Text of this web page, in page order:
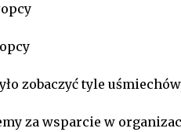
zobaczyć tyle
za wsparcie w